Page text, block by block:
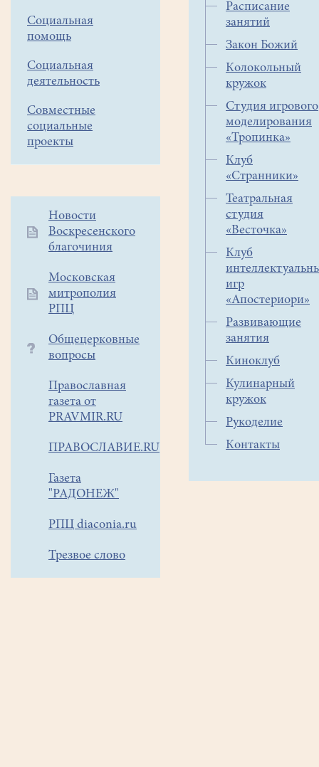
Социальная
помощь
Социальная
деятельность
Совместные
социальные
проекты
Дополнительное
меню
Новости
Воскресенского
благочиния
Московская
митрополия
РПЦ
Общецерковные
вопросы
Православная
газета от
PRAVMIR.RU
ПРАВОСЛАВИЕ.RU
Газета
"РАДОНЕЖ"
РПЦ diaconia.ru
Трезвое слово
Расписание
занятий
Закон Божий
Колокольный
кружок
Студия игрового
моделирования
«Тропинка»
Клуб
«Странники»
Театральная
студия
«Весточка»
Клуб
игр
«Апостериори»
Развивающие
занятия
Киноклуб
Кулинарный
кружок
Рукоделие
Контакты